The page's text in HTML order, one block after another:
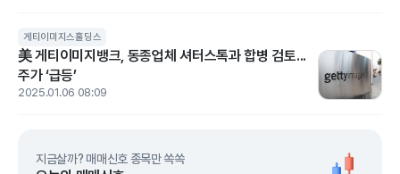
게티이미지스홀딩스
美 게티이미지뱅크, 동종업체 셔터스톡과 합병 검토...
주가 ‘급등’
2025.01.06 08:09
지금살까? 매매신호 종목만 쏙쏙